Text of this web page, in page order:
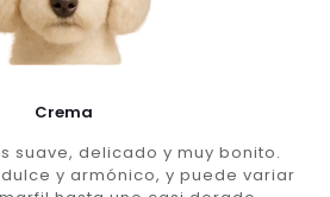
Crema
suave, delicado y muy bonito.
y armónico, y puede variar